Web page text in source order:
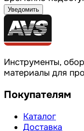
Уведомить
Инструменты,
материалы для
Покупателям
Каталог
Доставка